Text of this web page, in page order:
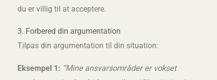
du er villig til at acceptere.
3. Forbered din argumentation
Tilpas din argumentation til din situation:
Eksempel 1: “Mine ansvarsområder er vokset